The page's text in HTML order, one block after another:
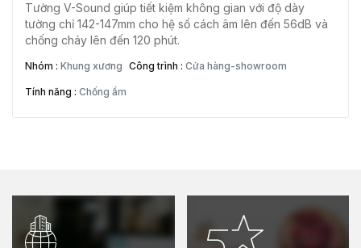
Tường V-Sound giúp tiết kiệm không gian với độ dày
tường chỉ 142-147mm cho hệ số cách âm lên đến 56dB và
chống cháy lên đến 120 phút.
Nhóm : Khung xương Công trình : Cửa hàng-showroom
Tính năng : Chống ẩm